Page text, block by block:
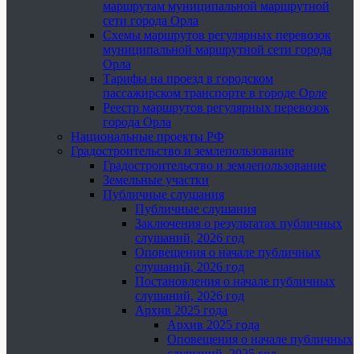
маршрутам муниципальной маршрутной
сети города Орла
Схемы маршрутов регулярных перевозок
муниципальной маршрутной сети города
Орла
Тарифы на проезд в городском
пассажирском транспорте в городе Орле
Реестр маршрутов регулярных перевозок
города Орла
Национальные проекты РФ
Градостроительство и землепользование
Градостроительство и землепользование
Земельные участки
Публичные слушания
Публичные слушания
Заключения о результатах публичных
слушаний, 2026 год
Оповещения о начале публичных
слушаний, 2026 год
Постановления о начале публичных
слушаний, 2026 год
Архив 2025 года
Архив 2025 года
Оповещения о начале публичных